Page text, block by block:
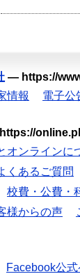
— https://
情報 電子公
https://
オンラインに
くあるご質問
校費・公費・
様からの声
Facebook公